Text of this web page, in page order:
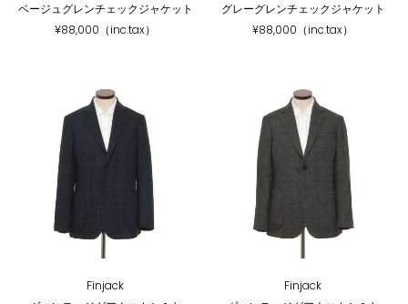
ベージュグレンチェックジャケット
¥88,000（inc.tax）
グレーグレンチェックジャケット
¥88,000（inc.tax）
Finjack
Finjack